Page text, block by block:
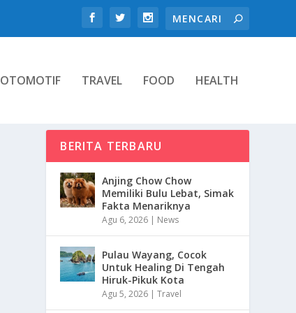
OTOMOTIF TRAVEL FOOD HEALTH
BERITA TERBARU
Anjing Chow Chow
Memiliki Bulu Lebat, Simak
Fakta Menariknya
Agu 6, 2026 | News
Pulau Wayang, Cocok
Untuk Healing Di Tengah
Hiruk-Pikuk Kota
Agu 5, 2026 |Travel